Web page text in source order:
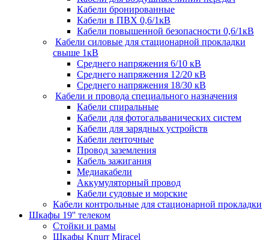
Кабели бронированные
Кабели в ПВХ 0,6/1кВ
Кабели повышенной безопасности 0,6/1кВ
Кабели силовые для стационарной прокладки
свыше 1кВ
Среднего напряжения 6/10 кВ
Среднего напряжения 12/20 кВ
Среднего напряжения 18/30 кВ
Кабели и провода специального назначения
Кабели спиральные
Кабели для фотогальванических систем
Кабели для зарядных устройств
Кабели ленточные
Провод заземления
Кабель зажигания
Медиакабели
Аккумуляторный провод
Кабели судовые и морские
Кабели контрольные для стационарной прокладки
Шкафы 19'' телеком
Стойки и рамы
Шкафы Knurr Miracel